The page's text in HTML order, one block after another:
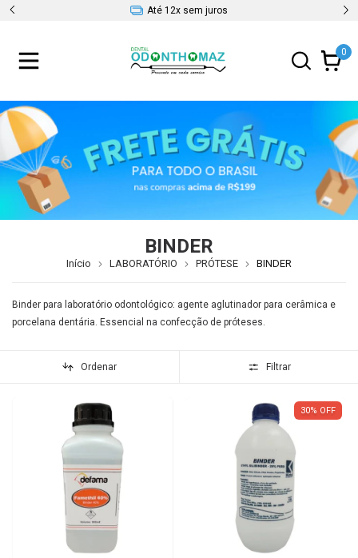
Até 12x sem juros
0
BINDER
Início LABORATÓRIO PRÓTESE BINDER
Binder para laboratório odontológico: agente aglutinador para cerâmica e
porcelana dentária. Essencial na confecção de próteses.
Ordenar Filtrar
30% OFF